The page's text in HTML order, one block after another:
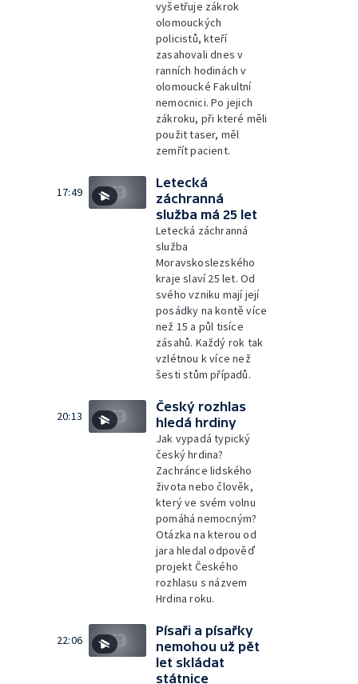
vyšetřuje zákrok
olomouckých
policistů, kteří
zasahovali dnes v
ranních hodinách v
olomoucké Fakultní
nemocnici. Po jejich
zákroku, při které měli
použit taser, měl
zemřít pacient.
17:49
Letecká
záchranná
služba má 25 let
Letecká záchranná
služba
Moravskoslezského
kraje slaví 25 let. Od
svého vzniku mají její
posádky na kontě více
než 15 a půl tisíce
zásahů. Každý rok tak
vzlétnou k více než
šesti stům případů.
20:13
Český rozhlas
hledá hrdiny
Jak vypadá typický
český hrdina?
Zachránce lidského
života nebo člověk,
který ve svém volnu
pomáhá nemocným?
Otázka na kterou od
jara hledal odpověď
projekt Českého
rozhlasu s názvem
Hrdina roku.
22:06
Písaři a písařky
nemohou už pět
let skládat
státnice